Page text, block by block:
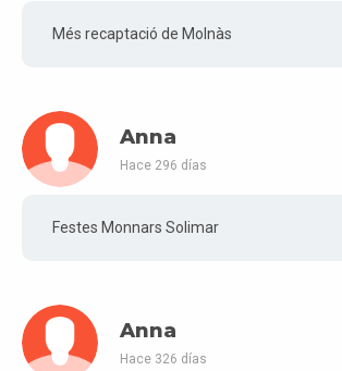
Més recaptació de Molnàs
Anna
Hace 296 días
Festes Monnars Solimar
Anna
Hace 326 días